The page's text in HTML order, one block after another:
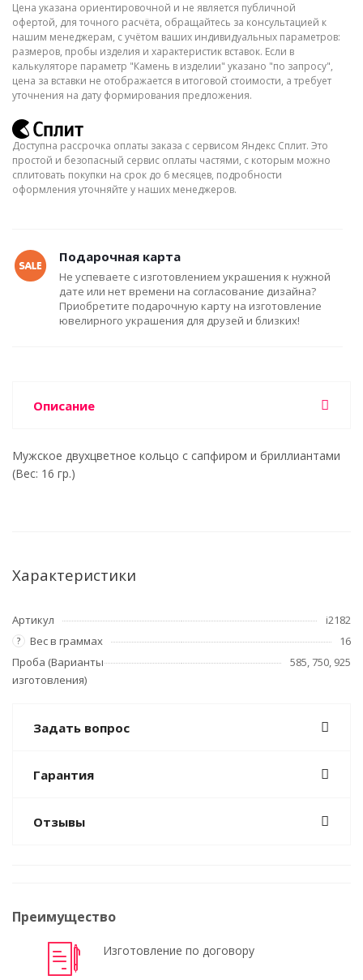
Цена указана ориентировочной и не является публичной
офертой, для точного расчёта, обращайтесь за консультацией к
нашим менеджерам, с учётом ваших индивидуальных параметров:
размеров, пробы изделия и характеристик вставок. Если в
калькуляторе параметр "Камень в изделии" указано "по запросу",
цена за вставки не отображается в итоговой стоимости, а требует
уточнения на дату формирования предложения.
Доступна рассрочка оплаты заказа с сервисом Яндекс Сплит. Это
простой и безопасный сервис оплаты частями, с которым можно
сплитовать покупки на срок до 6 месяцев, подробности
оформления уточняйте у наших менеджеров.
Подарочная карта
Не успеваете с изготовлением украшения к нужной
дате или нет времени на согласование дизайна?
Приобретите подарочную карту на изготовление
ювелирного украшения для друзей и близких!
Описание
Мужское двухцветное кольцо с сапфиром и бриллиантами
(Вес: 16 гр.)
Характеристики
Артикул i2182
? Вес в граммах
16
Проба (Варианты
изготовления)
585, 750, 925
Задать вопрос
Гарантия
Отзывы
Преимущество
Изготовление по договору